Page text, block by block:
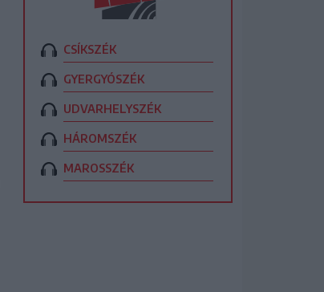
CSÍKSZÉK
GYERGYÓSZÉK
UDVARHELYSZÉK
HÁROMSZÉK
MAROSSZÉK